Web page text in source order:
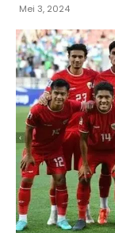
Mei 3, 2024